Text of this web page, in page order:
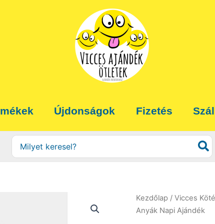
Újdonságok Fizetés
Search
for:
Kezdőlap / Vicces
Anyák Napi Ajándék